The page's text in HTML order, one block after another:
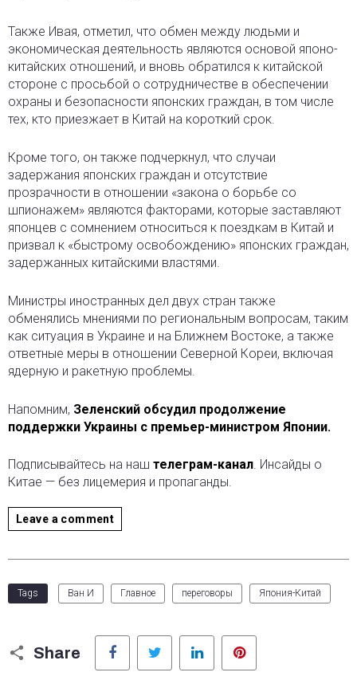
Также Ивая, отметил, что обмен между людьми и
экономическая деятельность являются основой японо-
китайских отношений, и вновь обратился к китайской
стороне с просьбой о сотрудничестве в обеспечении
охраны и безопасности японских граждан, в том числе
тех, кто приезжает в Китай на короткий срок.
Кроме того, он также подчеркнул, что случаи
задержания японских граждан и отсутствие
прозрачности в отношении «закона о борьбе со
шпионажем» являются факторами, которые заставляют
японцев с сомнением относиться к поездкам в Китай и
призвал к «быстрому освобождению» японских граждан,
задержанных китайскими властями.
Министры иностранных дел двух стран также
обменялись мнениями по региональным вопросам, таким
как ситуация в Украине и на Ближнем Востоке, а также
ответные меры в отношении Северной Кореи, включая
ядерную и ракетную проблемы.
Напомним, Зеленский обсудил продолжение
поддержки Украины с премьер-министром Японии.
Подписывайтесь на наш телеграм-канал. Инсайды о
Китае — без лицемерия и пропаганды.
Leave a comment
Tags Ван И Главное переговоры Япония-Китай
Share
Facebook Twitter LinkedIn